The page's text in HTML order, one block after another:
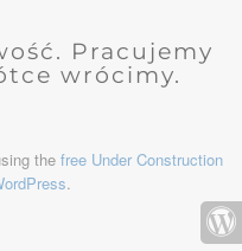
Pracujemy
wrócimy.
the free Under Construction
.